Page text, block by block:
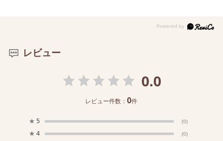
レビュー
0.0
レビュー件数：0件
★ 5 (0)
★ 4 (0)